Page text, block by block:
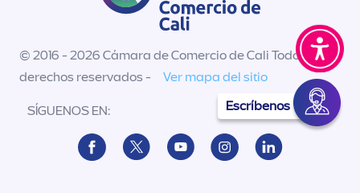
Escríbenos
© 2016 - 2026 Cámara de Comercio de Cali Todos los
derechos reservados -
Ver mapa del sitio
SÍGUENOS EN: